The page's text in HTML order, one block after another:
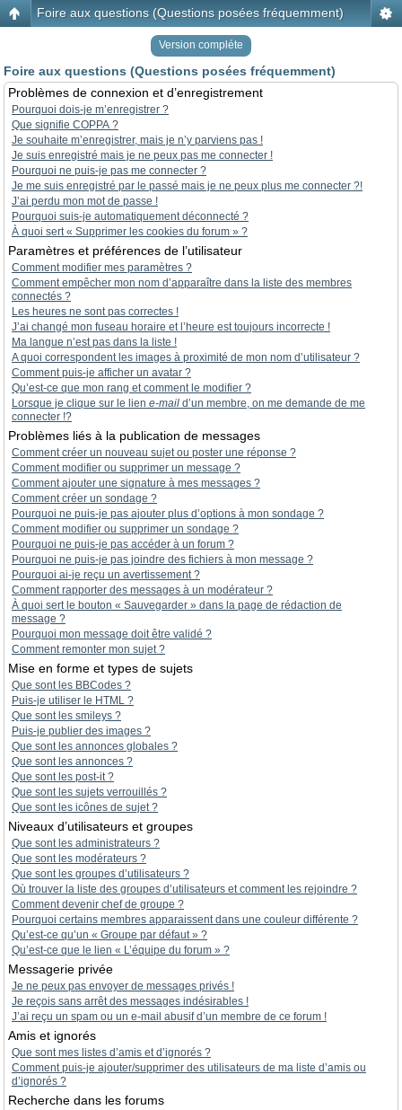
Foire aux questions (Questions posées fréquemment)
Version compléte
Foire aux questions (Questions posées fréquemment)
Problèmes de connexion et d’enregistrement
Pourquoi dois-je m’enregistrer ?
Que signifie COPPA ?
Je souhaite m’enregistrer, mais je n’y parviens pas !
Je suis enregistré mais je ne peux pas me connecter !
Pourquoi ne puis-je pas me connecter ?
Je me suis enregistré par le passé mais je ne peux plus me connecter ?!
J’ai perdu mon mot de passe !
Pourquoi suis-je automatiquement déconnecté ?
À quoi sert « Supprimer les cookies du forum » ?
Paramètres et préférences de l’utilisateur
Comment modifier mes paramètres ?
Comment empêcher mon nom d’apparaître dans la liste des membres
connectés ?
Les heures ne sont pas correctes !
J’ai changé mon fuseau horaire et l’heure est toujours incorrecte !
Ma langue n’est pas dans la liste !
A quoi correspondent les images à proximité de mon nom d’utilisateur ?
Comment puis-je afficher un avatar ?
Qu’est-ce que mon rang et comment le modifier ?
Lorsque je clique sur le lien e-mail d’un membre, on me demande de me
connecter !?
Problèmes liés à la publication de messages
Comment créer un nouveau sujet ou poster une réponse ?
Comment modifier ou supprimer un message ?
Comment ajouter une signature à mes messages ?
Comment créer un sondage ?
Pourquoi ne puis-je pas ajouter plus d’options à mon sondage ?
Comment modifier ou supprimer un sondage ?
Pourquoi ne puis-je pas accéder à un forum ?
Pourquoi ne puis-je pas joindre des fichiers à mon message ?
Pourquoi ai-je reçu un avertissement ?
Comment rapporter des messages à un modérateur ?
À quoi sert le bouton « Sauvegarder » dans la page de rédaction de
message ?
Pourquoi mon message doit être validé ?
Comment remonter mon sujet ?
Mise en forme et types de sujets
Que sont les BBCodes ?
Puis-je utiliser le HTML ?
Que sont les smileys ?
Puis-je publier des images ?
Que sont les annonces globales ?
Que sont les annonces ?
Que sont les post-it ?
Que sont les sujets verrouillés ?
Que sont les icônes de sujet ?
Niveaux d’utilisateurs et groupes
Que sont les administrateurs ?
Que sont les modérateurs ?
Que sont les groupes d’utilisateurs ?
Où trouver la liste des groupes d’utilisateurs et comment les rejoindre ?
Comment devenir chef de groupe ?
Pourquoi certains membres apparaissent dans une couleur différente ?
Qu’est-ce qu’un « Groupe par défaut » ?
Qu’est-ce que le lien « L’équipe du forum » ?
Messagerie privée
Je ne peux pas envoyer de messages privés !
Je reçois sans arrêt des messages indésirables !
J’ai reçu un spam ou un e-mail abusif d’un membre de ce forum !
Amis et ignorés
Que sont mes listes d’amis et d’ignorés ?
Comment puis-je ajouter/supprimer des utilisateurs de ma liste d’amis ou
d’ignorés ?
Recherche dans les forums